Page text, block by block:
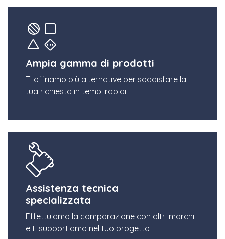
Ampia gamma di prodotti
Ti offriamo più alternative per soddisfare la
tua richiesta in tempi rapidi
Assistenza tecnica
specializzata
Effettuiamo la comparazione con altri marchi
e ti supportiamo nel tuo progetto